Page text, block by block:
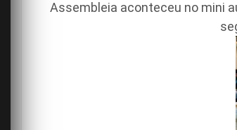
Assembleia aconteceu no mini